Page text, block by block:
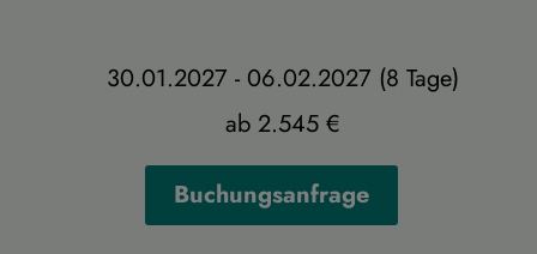
30.01.2027 - 06.02.2027 (8 Tage)
ab 2.545 €
Buchungsanfrage